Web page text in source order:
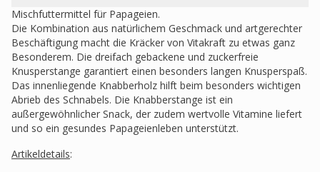
Mischfuttermittel für Papageien.
Die Kombination aus natürlichem Geschmack und artgerechter
Beschäftigung macht die Kräcker von Vitakraft zu etwas ganz
Besonderem. Die dreifach gebackene und zuckerfreie
Knusperstange garantiert einen besonders langen Knusperspaß.
Das innenliegende Knabberholz hilft beim besonders wichtigen
Abrieb des Schnabels. Die Knabberstange ist ein
außergewöhnlicher Snack, der zudem wertvolle Vitamine liefert
und so ein gesundes Papageienleben unterstützt.
Artikeldetails: